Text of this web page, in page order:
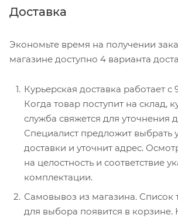
Доставка
Экономьте время на получении
магазине доступно 4 варианта
Курьерская доставка работает с
Когда товар поступит на склад,
служба свяжется для уточнения
Специалист предложит выбрать
доставки и уточнит адрес.
на целостность и соответствие
комплектации.
Самовывоз из магазина. Список
для выбора появится в корзине.